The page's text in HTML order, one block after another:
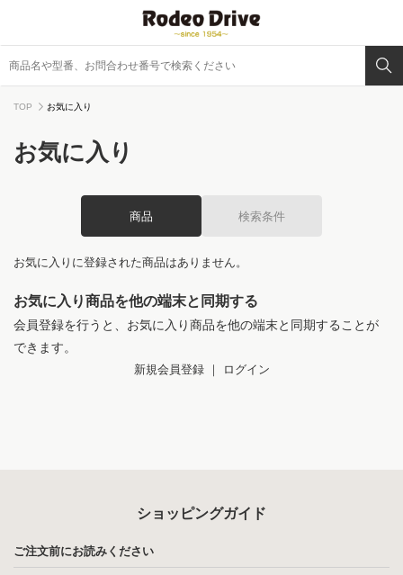
TOP お気に入り
お気に入り
商品 検索条件
お気に入りに登録された商品はありません。
お気に入り商品を他の端末と同期する
会員登録を行うと、お気に入り商品を他の端末と同期することが
できます。
新規会員登録｜ ログイン
ショッピングガイド
ご注文前にお読みください